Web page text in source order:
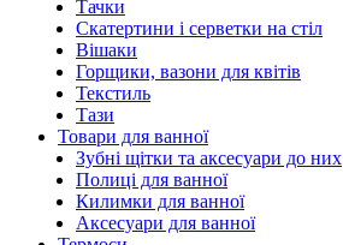
Тачки
Скатертини і серветки на стіл
Вішаки
Горщики, вазони для квітів
Текстиль
Тази
Товари для ванної
Зубні щітки та аксесуари до них
Полиці для ванної
Килимки для ванної
Аксесуари для ванної